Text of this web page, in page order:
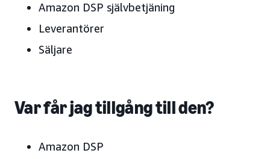
Amazon DSP självbetjäning
Leverantörer
Säljare
Var får jag tillgång till den?
Amazon DSP